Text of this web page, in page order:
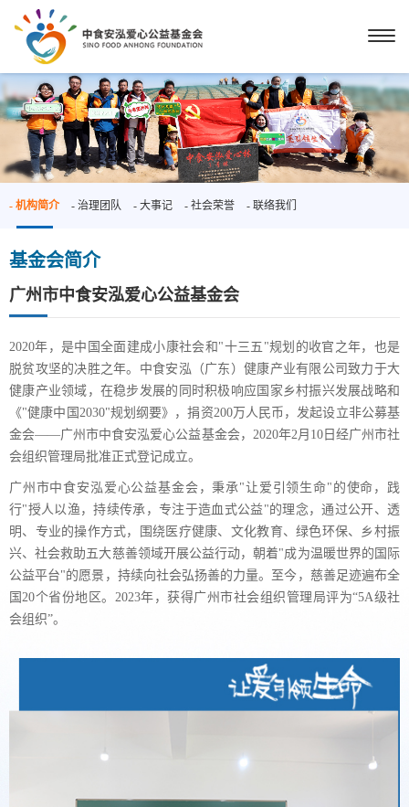
- 机构简介 - 治理团队 - 大事记 - 社会荣誉 - 联络我们
基金会简介
广州市中食安泓爱心公益基金会
2020年，是中国全面建成小康社会和"十三五"规划的收官之年，也是
脱贫攻坚的决胜之年。中食安泓（广东）健康产业有限公司致力于大
健康产业领域，在稳步发展的同时积极响应国家乡村振兴发展战略和
《"健康中国2030"规划纲要》，捐资200万人民币，发起设立非公募基
金会——广州市中食安泓爱心公益基金会，2020年2月10日经广州市社
会组织管理局批准正式登记成立。
广州市中食安泓爱心公益基金会，秉承"让爱引领生命"的使命，践
行"授人以渔，持续传承，专注于造血式公益"的理念，通过公开、透
明、专业的操作方式，围绕医疗健康、文化教育、绿色环保、乡村振
兴、社会救助五大慈善领域开展公益行动，朝着"成为温暖世界的国际
公益平台"的愿景，持续向社会弘扬善的力量。 至今，慈善足迹遍布全
国20个省份地区。 2023年，获得广州市社会组织管理局评为“5A级社
会组织”。